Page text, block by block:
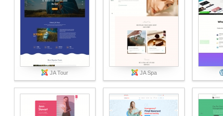
JA Tour JA Spa